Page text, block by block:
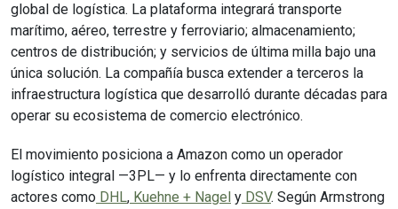
global de logística. La plataforma integrará transporte
marítimo, aéreo, terrestre y ferroviario; almacenamiento;
centros de distribución; y servicios de última milla bajo una
única solución. La compañía busca extender a terceros la
infraestructura logística que desarrolló durante décadas para
operar su ecosistema de comercio electrónico.
El movimiento posiciona a Amazon como un operador
logístico integral —3PL— y lo enfrenta directamente con
actores como DHL, Kuehne + Nagel y DSV. Según Armstrong